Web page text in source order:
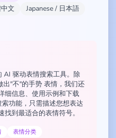
文
Japanese / 日本語
AI 驱动表情搜索工具。除
出"不"的手势 表情，我们还
细信息、使用示例和下载
功能，只需描述您想表达
到最适合的表情符号。
表情分类